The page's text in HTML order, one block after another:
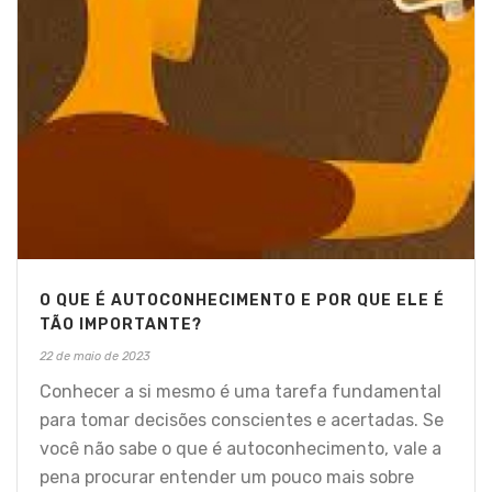
O QUE É AUTOCONHECIMENTO E POR QUE ELE É
TÃO IMPORTANTE?
22 de maio de 2023
Conhecer a si mesmo é uma tarefa fundamental
para tomar decisões conscientes e acertadas. Se
você não sabe o que é autoconhecimento, vale a
pena procurar entender um pouco mais sobre